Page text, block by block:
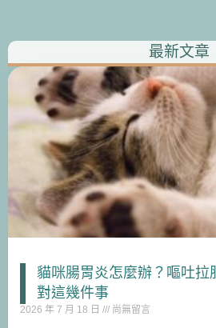
最新文章
貓咪腸胃炎怎麼辦？嘔吐拉
對這幾件事
2026 年 7 月 18 日 尚無留言